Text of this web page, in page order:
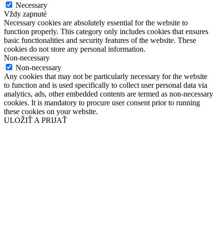
Necessary
Vždy zapnuté
Necessary cookies are absolutely essential for the website to
function properly. This category only includes cookies that ensures
basic functionalities and security features of the website. These
cookies do not store any personal information.
Non-necessary
Non-necessary
Any cookies that may not be particularly necessary for the website
to function and is used specifically to collect user personal data via
analytics, ads, other embedded contents are termed as non-necessary
cookies. It is mandatory to procure user consent prior to running
these cookies on your website.
ULOŽIŤ A PRIJAŤ